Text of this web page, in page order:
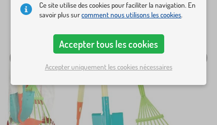
Ce site utilise des cookies pour faciliter la navigation. En
savoir plus surcomment nous utilisons les cookies.
Accepter tous les cookies
Accepter uniquement les cookies nécessaires